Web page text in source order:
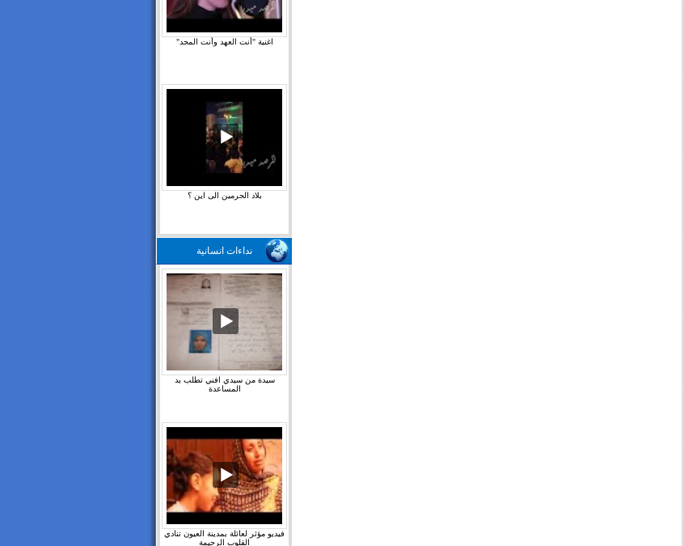
اغنية "أنت العهد وأنت المجد"
بلاد الحرمين الى اين ؟
نداءات انسانية
سيدة من سيدي افني تطلب يد
المساعدة
فيديو مؤثر لعائلة بمدينة العيون تنادي
القلوب الرحيمة